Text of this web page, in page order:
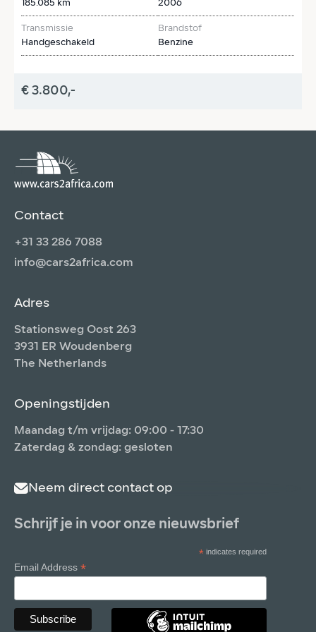
185.085 km
2006
Transmissie
Handgeschakeld
Brandstof
Benzine
€ 3.800,-
Contact
+31 33 286 7088
info@cars2africa.com
Adres
Stationsweg Oost 263
3931 ER Woudenberg
The Netherlands
Openingstijden
Maandag t/m vrijdag: 09:00 - 17:30
Zaterdag & zondag: gesloten
Neem direct contact op
Schrijf je in voor onze nieuwsbrief
*indicates required
Email Address*